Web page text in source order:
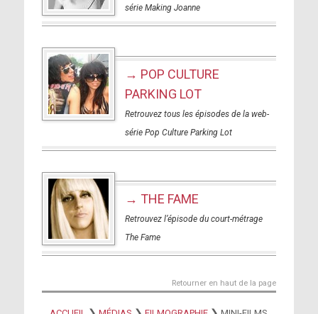
série Making Joanne
→ POP CULTURE
PARKING LOT
Retrouvez tous les épisodes de la web-
série Pop Culture Parking Lot
→ THE FAME
Retrouvez l’épisode du court-métrage
The Fame
Retourner en haut de la page